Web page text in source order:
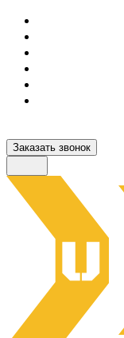
Заказать звонок